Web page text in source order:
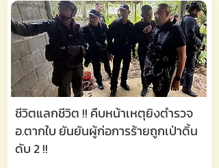
ชีวิตแลกชีวิต !! คืบหน้าเหตุยิงตำรวจ
อ.ตากใบ ยันยันผู้ก่อการร้ายถูกเป่าดิ้น
ดับ 2 !!